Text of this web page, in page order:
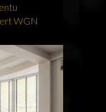
WGN